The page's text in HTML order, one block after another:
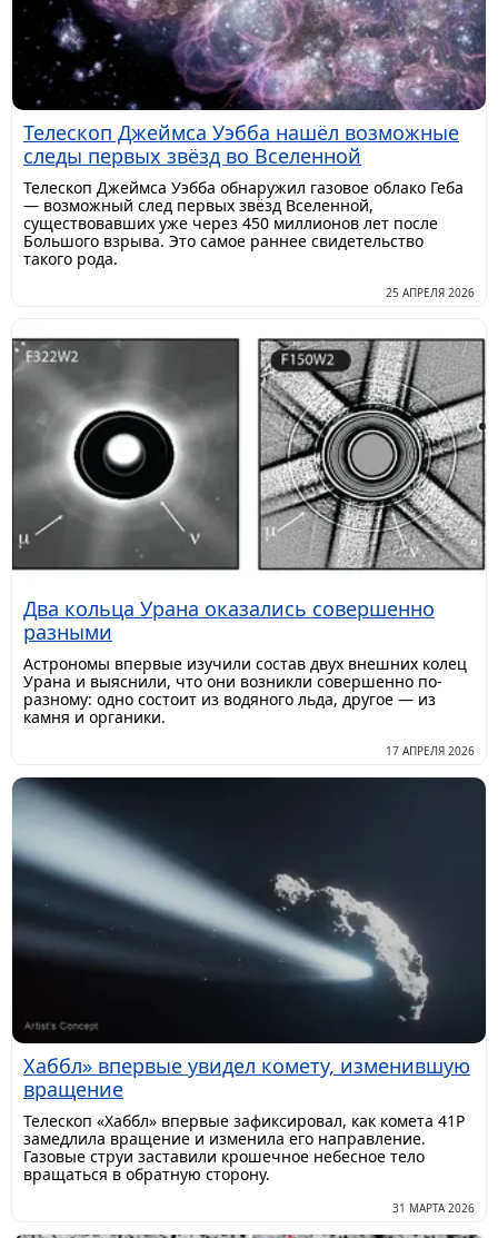
Телескоп Джеймса Уэбба нашёл возможные
следы первых звёзд во Вселенной
Телескоп Джеймса Уэбба обнаружил газовое облако Геба
— возможный след первых звёзд Вселенной,
существовавших уже через 450 миллионов лет после
Большого взрыва. Это самое раннее свидетельство
такого рода.
25 АПРЕЛЯ 2026
Два кольца Урана оказались совершенно
разными
Астрономы впервые изучили состав двух внешних колец
Урана и выяснили, что они возникли совершенно по-
разному: одно состоит из водяного льда, другое — из
камня и органики.
17 АПРЕЛЯ 2026
Хаббл» впервые увидел комету, изменившую
вращение
Телескоп «Хаббл» впервые зафиксировал, как комета 41P
замедлила вращение и изменила его направление.
Газовые струи заставили крошечное небесное тело
вращаться в обратную сторону.
31 МАРТА 2026